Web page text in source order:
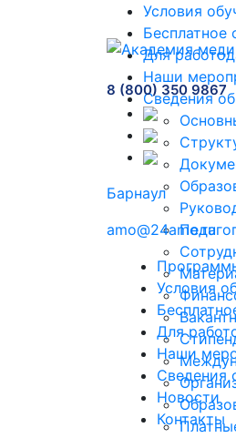
Условия
Бесплатное
Для
Наши
Сведения
8 (800) 350 9867
Барнаул
amo@24amo.ru
Условия
Для
Наши
Сведения
Новости
Контакты